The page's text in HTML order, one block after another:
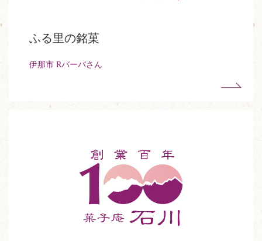
ふる里の銘菓
伊那市 Rバーバさん